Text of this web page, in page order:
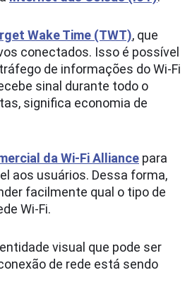
Wake Time (TWT), que
conectados. Isso é possível
de informações do Wi-Fi
sinal durante todo o
significa economia de
da Wi-Fi Alliance para
aos usuários. Dessa forma,
facilmente qual o tipo de
Wi-Fi.
visual que pode ser
de rede está sendo